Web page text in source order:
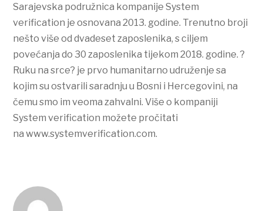
Sarajevska podružnica kompanije System
verification je osnovana 2013. godine. Trenutno broji
nešto više od dvadeset zaposlenika, s ciljem
povećanja do 30 zaposlenika tijekom 2018. godine. ?
Ruku na srce? je prvo humanitarno udruženje sa
kojim su ostvarili saradnju u Bosni i Hercegovini, na
čemu smo im veoma zahvalni. Više o kompaniji
System verification možete pročitati
na www.systemverification.com.